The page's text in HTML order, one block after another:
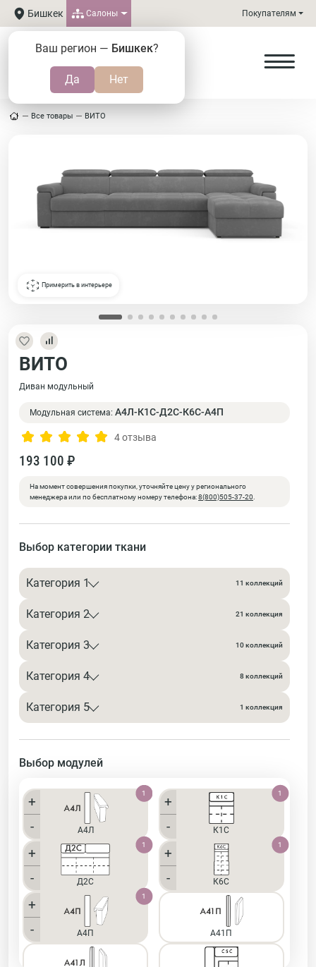
Бишкек
Ваш регион — Бишкек?
Салоны Покупателям
Все товары ВИТО
ВИТО
Диван модульный
Модульная система: А4Л-К1С-Д2С-К6С-А4П
4 отзыва
193 100 ₽
На момент совершения покупки, уточняйте цену у регионального
менеджера или по бесплатному номеру телефона:8(800)505-37-20
Выбор категории ткани
Категория 1 11 коллекций
Категория 2 21 коллекция
Категория 3 10 коллекций
Категория 4 8 коллекций
Категория 5 1 коллекция
Выбор модулей
А4Л
+
-
1
К1С
+
-
1
Д2С
+
-
1
К6С
+
-
1
А4П
+
-
1
А41П
Примерить в интерьере